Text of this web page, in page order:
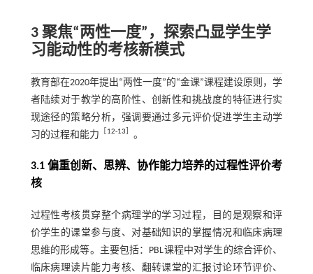
3 聚焦“两性一度”，探索凸显学生学
习能动性的考核新模式
教育部在2020年提出“两性一度”的“金课”课程建设原则，学
者陆续对于教学的高阶性、创新性和挑战度的特征进行实
现途径的策略分析，强调要通过多元评价促进学生主动学
习的过程和能力 ［12-13］ 。
3.1 偏重创新、思辨、协作能力培养的过程性评价考
核
过程性考核贯穿整个病理学的学习过程，目的是观察和评
价学生的课堂参与度、对基础知识的掌握情况和临床病理
思维的形成等。主要包括：PBL课程中对学生的综合评价、
临床病理读片能力考核、翻转课堂的汇报讨论环节评价、